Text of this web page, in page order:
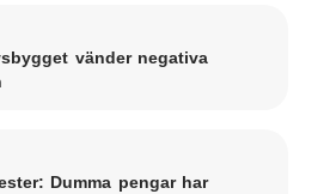
vänder negativa
Dumma pengar har